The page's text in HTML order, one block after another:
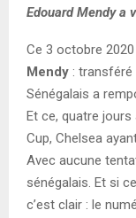
Edouard Mendy a
Ce 3 octobre
Mendy : transféré
Sénégalais a
Et ce, quatre
Cup, Chelsea
Avec aucune
sénégalais. Et si
c’est clair : le